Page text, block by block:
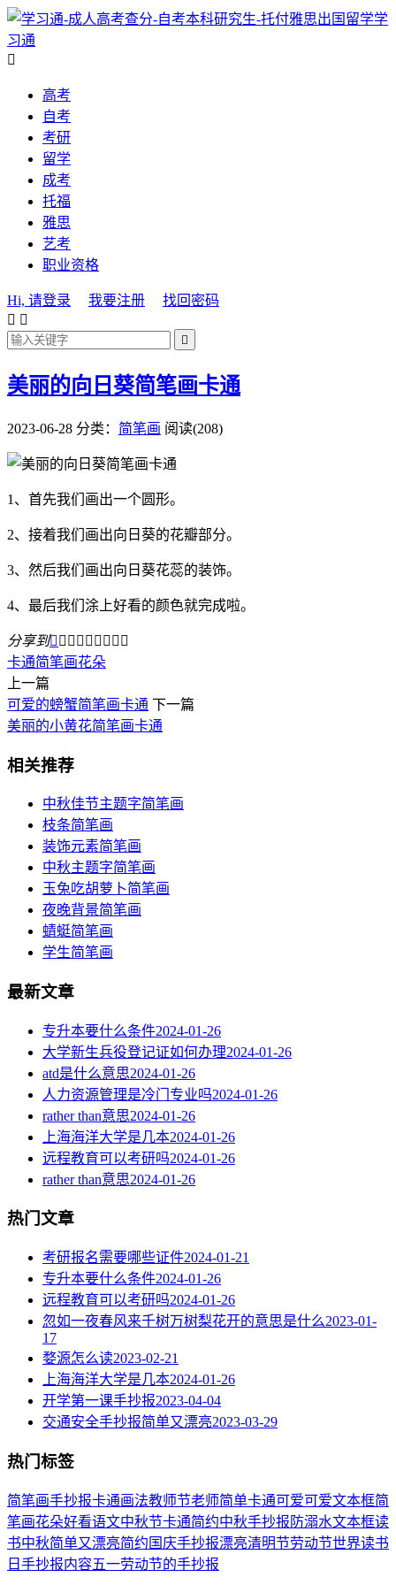
学
习通

高考
自考
考研
留学
成考
托福
雅思
艺考
职业资格
Hi, 请登录 我要注册
找回密码
 

美丽的向日葵简笔画卡通
2023-06-28 分类： 简笔画 阅读(208)
1、首先我们画出一个圆形。
2、接着我们画出向日葵的花瓣部分。
3、然后我们画出向日葵花蕊的装饰。
4、最后我们涂上好看的颜色就完成啦。
分享到        
卡通简笔画花朵
上一篇
可爱的螃蟹简笔画卡通 下一篇
美丽的小黄花简笔画卡通
相关推荐
中秋佳节主题字简笔画
枝条简笔画
装饰元素简笔画
中秋主题字简笔画
玉兔吃胡萝卜简笔画
夜晚背景简笔画
蜻蜓简笔画
学生简笔画
最新文章
专升本要什么条件2024-01-26
大学新生兵役登记证如何办理2024-01-26
atd是什么意思2024-01-26
人力资源管理是冷门专业吗2024-01-26
rather than意思2024-01-26
上海海洋大学是几本2024-01-26
远程教育可以考研吗2024-01-26
rather than意思2024-01-26
热门文章
考研报名需要哪些证件2024-01-21
专升本要什么条件2024-01-26
远程教育可以考研吗2024-01-26
忽如一夜春风来千树万树梨花开的意思是什么2023-01-
17
婺源怎么读2023-02-21
上海海洋大学是几本2024-01-26
开学第一课手抄报2023-04-04
交通安全手抄报简单又漂亮2023-03-29
热门标签
简笔画手抄报卡通画法教师节老师简单卡通可爱可爱文本框简
笔画花朵好看语文中秋节卡通简约中秋手抄报 防溺水文本框读
书中秋简单又漂亮简约 国庆手抄报漂亮清明节劳动节世界读书
日 手抄报内容五一劳动节的手抄报